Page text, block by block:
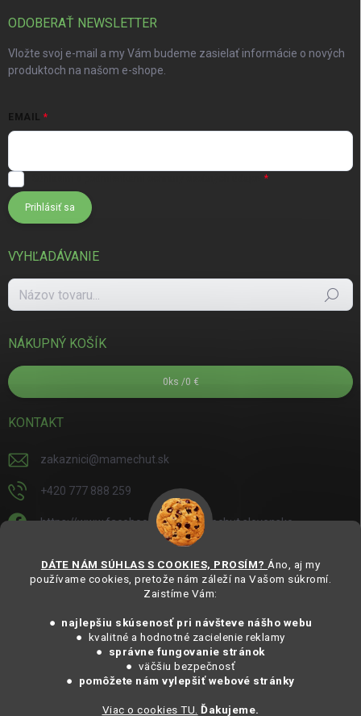
DÁTE NÁM SÚHLAS S COOKIES, PROSÍM? Áno, aj my
používame cookies, pretože nám záleží na Vašom súkromí.
Zaistíme Vám:
● najlepšiu skúsenosť pri návšteve nášho webu
● kvalitné a hodnotné zacielenie reklamy
●
správne fungovanie stránok
● väčšiu bezpečnosť
● pomôžete nám vylepšiť webové stránky
Viac o cookies TU. Ďakujeme.
ODOBERAŤ NEWSLETTER
Vložte svoj e-mail a my Vám budeme zasielať informácie o nových
produktoch na našom e-shope.
EMAIL
Prihlásiť sa
VYHĽADÁVANIE
Hľadať
NÁKUPNÝ KOŠÍK
0 ks /0 €
KONTAKT
zakaznici@mamechut.sk
+420 777 888 259
https://www.facebook.com/mamechut.slovensko
https://www.youtube.com/@mamechutczsk
@mamechut.czsk
MámeChuť Organic. Všechna práva vyhrazena.